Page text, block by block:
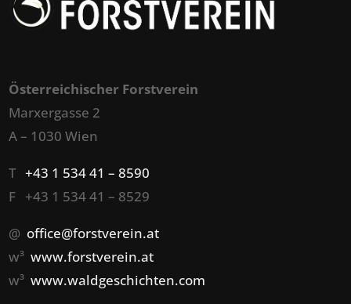
Österreichischer Forstverein
Marxergasse 2
A – 1030 Wien
T+43 1 534 41 – 8590
F +43 1 534 41 – 8529
@ office@forstverein.at
w³www.forstverein.at
w³www.waldgeschichten.com